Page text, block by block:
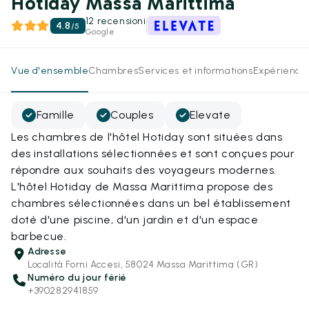
4.8 /5 12 recensioni
Google
Vue d'ensembleChambresServices et informations
Famille Couples
Elevate
Les chambres de l'hôtel Hotiday sont situées dans
des installations sélectionnées et sont conçues pour
répondre aux souhaits des voyageurs modernes.
L'hôtel Hotiday de Massa Marittima propose des
chambres sélectionnées dans un bel établissement
doté d'une piscine, d'un jardin et d'un espace
barbecue.
Adresse
Località Forni Accesi, 58024 Massa Marittima (GR)
Numéro du jour férié
+390282941859